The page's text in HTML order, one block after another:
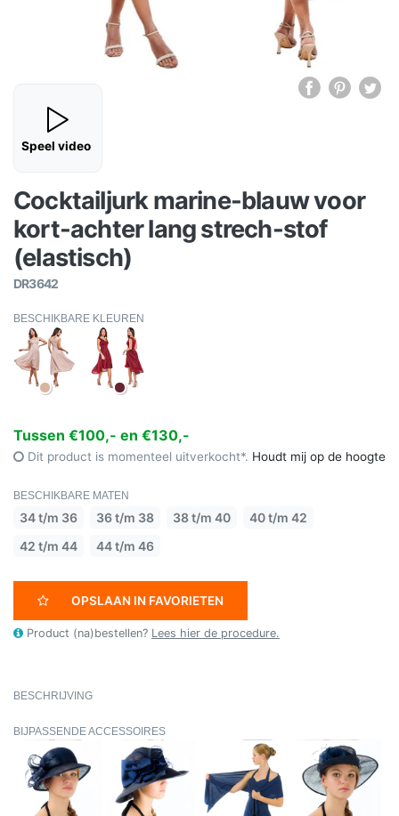
Speel video
Cocktailjurk marine-blauw voor
kort-achter lang strech-stof
(elastisch)
DR3642
BESCHIKBARE KLEUREN
Tussen €100,- en €130,-
Dit product is momenteel uitverkocht*. Houdt mij op de hoogte
BESCHIKBARE MATEN
34 t/m 36 36 t/m 38 38 t/m 40
40 t/m 42
42 t/m 44
44 t/m 46
OPSLAAN IN FAVORIETEN
Product (na)bestellen? Lees hier de procedure.
BESCHRIJVING
BIJPASSENDE ACCESSOIRES